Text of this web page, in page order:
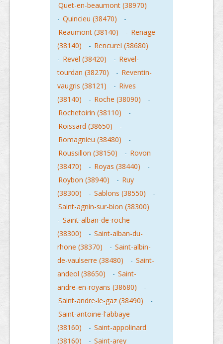
Quet-en-beaumont (38970)
- Quincieu (38470)
-
Reaumont (38140)
- Renage
(38140)
- Rencurel (38680)
- Revel (38420) - Revel-
tourdan (38270)
- Reventin-
vaugris (38121)
- Rives
(38140)
- Roche (38090)
-
Rochetoirin (38110)
-
Roissard (38650)
-
Romagnieu (38480)
-
Roussillon (38150)
- Rovon
(38470)
- Royas (38440)
-
Roybon (38940)
- Ruy
(38300)
- Sablons (38550)
-
Saint-agnin-sur-bion (38300)
- Saint-alban-de-roche
(38300)
- Saint-alban-du-
rhone (38370)
- Saint-albin-
de-vaulserre (38480)
- Saint-
andeol (38650)
- Saint-
andre-en-royans (38680)
-
Saint-andre-le-gaz (38490)
-
Saint-antoine-l'abbaye
(38160)
- Saint-appolinard
(38160)
- Saint-arey